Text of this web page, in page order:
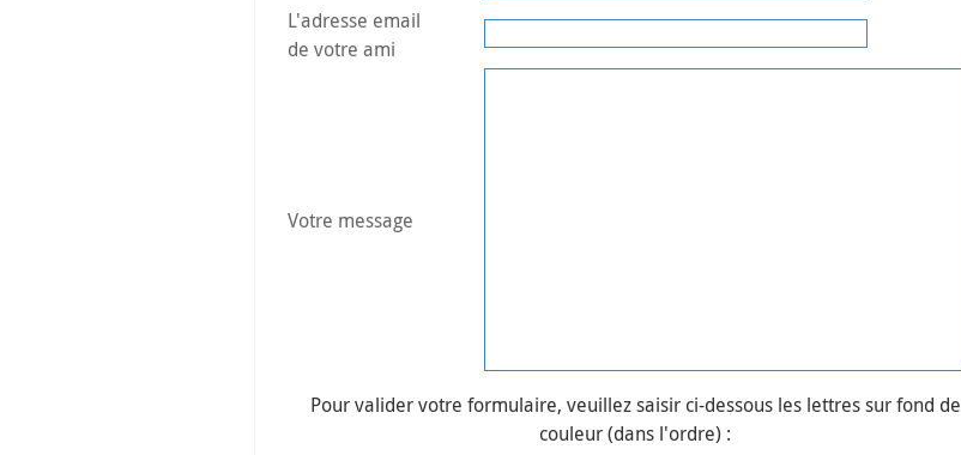
L'adresse email
de votre ami
Votre message
Pour valider votre formulaire, veuillez saisir ci-dessous les lettres sur fond de
couleur (dans l'ordre) :